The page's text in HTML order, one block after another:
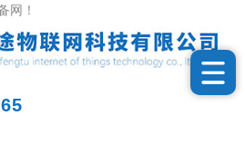
网！